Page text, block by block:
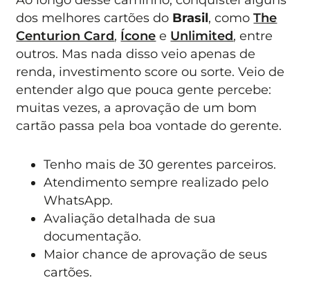
dos melhores cartões do Brasil, comoThe
Centurion Card, Ícone e Unlimited, entre
outros. Mas nada disso veio apenas de
renda, investimento score ou sorte. Veio de
entender algo que pouca gente percebe:
muitas vezes, a aprovação de um bom
cartão passa pela boa vontade do gerente.
Tenho mais de 30 gerentes parceiros.
Atendimento sempre realizado pelo
WhatsApp.
Avaliação detalhada de sua
documentação.
Maior chance de aprovação de seus
cartões.